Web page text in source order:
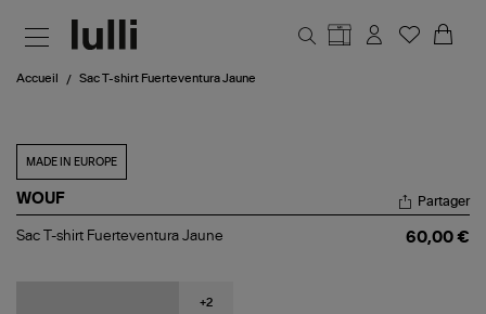
Accueil Sac T-shirt Fuerteventura Jaune
MADE IN EUROPE
WOUF
Sac
Partager
Sac T-shirt Fuerteventura Jaune 60,00 €
+2